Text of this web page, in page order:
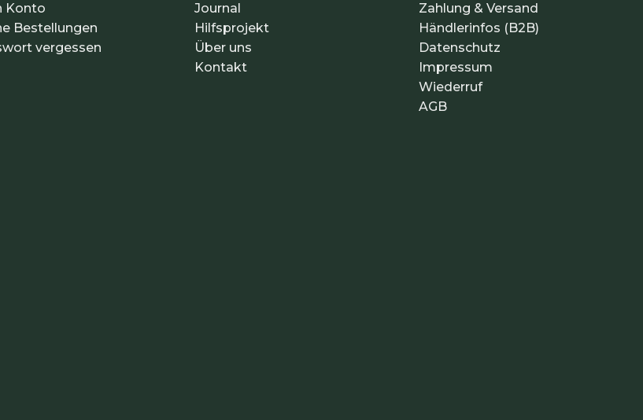
Konto
Bestellungen
vergessen
Journal
Hilfsprojekt
Über uns
Kontakt
Zahlung & Versand
Händlerinfos (B2B)
Datenschutz
Impressum
Wiederruf
AGB